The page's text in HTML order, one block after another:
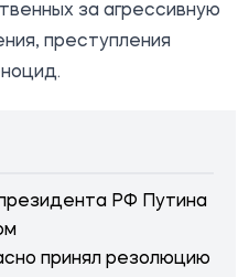
за агрессивную
преступления
РФ Путина
принял резолюцию